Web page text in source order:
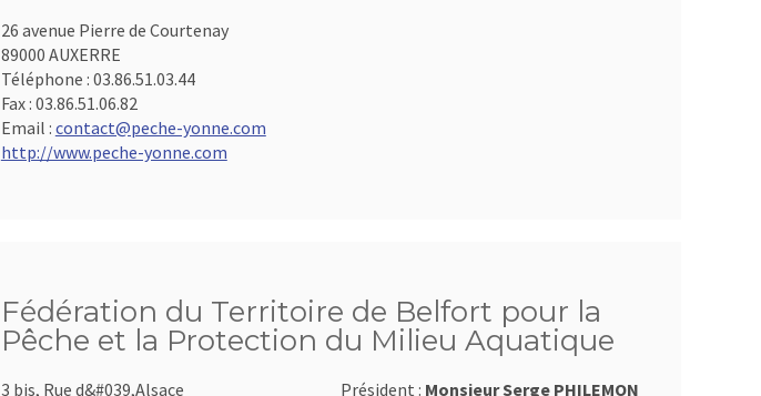
26 avenue Pierre de Courtenay
89000 AUXERRE
Téléphone : 03.86.51.03.44
Fax : 03.86.51.06.82
Email : contact@peche-yonne.com
http://www.peche-yonne.com
Fédération du Territoire de Belfort pour la
Pêche et la Protection du Milieu Aquatique
3 bis, Rue d&#039,Alsace Président : Monsieur Serge PHILEMON